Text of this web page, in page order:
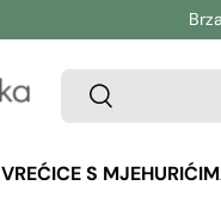
Pretraživanje
Pretraživanje
VREĆICE S